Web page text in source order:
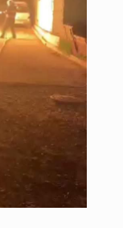
Суд у Чернівцях: 33-річному чоловіку загрожує ув'язнення за побиття двох людей